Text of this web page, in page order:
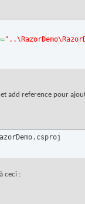
=
add reference pour
ceci :